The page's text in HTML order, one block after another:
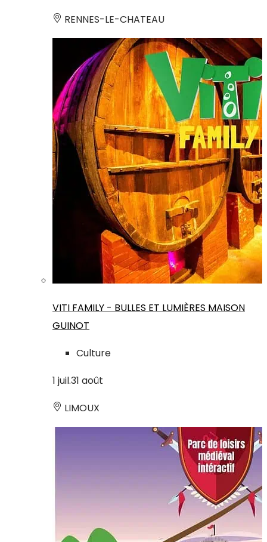
RENNES-LE-CHATEAU
VITI FAMILY - BULLES ET LUMIÈRES MAISON
GUINOT
Culture
1 juil.31 août
LIMOUX